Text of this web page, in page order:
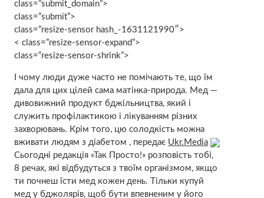
class=”submit_domain”>
class=”submit”>
class=”resize-sensor hash_-1631121990″>
< class=”resize-sensor-expand”>
class=”resize-sensor-shrink”>
І чому люди дуже часто не помічають те, що їм
дала для цих цілей сама матінка-природа. Мед —
дивовижний продукт бджільництва, який і
служить профілактикою і лікуванням різних
захворювань. Крім того, цю солодкість можна
вживати людям з діабетом , передає Ukr.Media
Сьогодні редакція «Так Просто!» розповість тобі,
8 речах, які відбудуться з твоїм організмом, якщо
ти почнеш їсти мед кожен день. Тільки купуй
мед у бджолярів, щоб бути впевненим у його